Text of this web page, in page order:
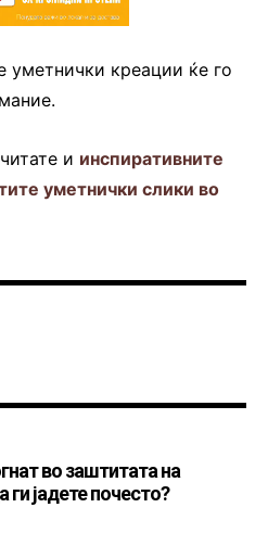
уметнички креации ќе го
и инспиративните
уметнички слики во
во заштитата на
јадете почесто?